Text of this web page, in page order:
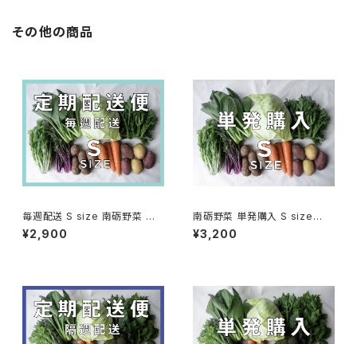
その他の商品
毎週配送 S size 南砺野菜 定
期配送便 (6〜8種類程度のお
野菜)
¥2,900
南砺野菜 単発購入 S size
(6〜8種類程度のお野菜)
¥3,200